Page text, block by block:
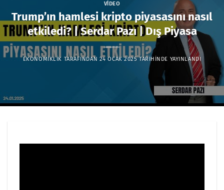
VIDEO
Trump’ın hamlesi kripto piyasasını nasıl
etkiledi? | Serdar Pazı | Dış Piyasa
EKONOMIKLIK TARAFINDAN 24 OCAK 2025TARIHINDE YAYINLANDI